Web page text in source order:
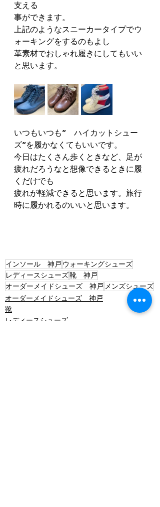
支える
事ができます。
上記のようなスニーカータイプでウ
ォーキングをするのもよし
革素材でおしゃれ履きにしてもいい
と思います。
いつもいつも”　ハイカットシュー
ズ”を履かなくてもいいです。
今日はたくさん歩くときなど、足が
疲れだろうなと想像できるときに履
くだけでも
疲れが軽減できると思います。旅行
時に履かれるのいいと思います。
インソール 神戸 ウォーキングシューズ
レディースシューズ靴 神戸
オーダーメイドシューズ 神戸 メンズシューズ
オーダーメイドシューズ 神戸
靴
レディースシューズ